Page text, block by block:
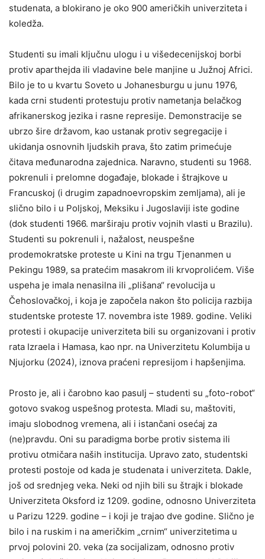
studenata, a blokirano je oko 900 američkih univerziteta i
koledža.
Studenti su imali ključnu ulogu i u višedecenijskoj borbi
protiv aparthejda ili vladavine bele manjine u Južnoj Africi.
Bilo je to u kvartu Soveto u Johanesburgu u junu 1976,
kada crni studenti protestuju protiv nametanja belačkog
afrikanerskog jezika i rasne represije. Demonstracije se
ubrzo šire državom, kao ustanak protiv segregacije i
ukidanja osnovnih ljudskih prava, što zatim primećuje
čitava međunarodna zajednica. Naravno, studenti su 1968.
pokrenuli i prelomne događaje, blokade i štrajkove u
Francuskoj (i drugim zapadnoevropskim zemljama), ali je
slično bilo i u Poljskoj, Meksiku i Jugoslaviji iste godine
(dok studenti 1966. marširaju protiv vojnih vlasti u Brazilu).
Studenti su pokrenuli i, nažalost, neuspešne
prodemokratske proteste u Kini na trgu Tjenanmen u
Pekingu 1989, sa pratećim masakrom ili krvoprolićem. Više
uspeha je imala nenasilna ili „plišana“ revolucija u
Čehoslovačkoj, i koja je započela nakon što policija razbija
studentske proteste 17. novembra iste 1989. godine. Veliki
protesti i okupacije univerziteta bili su organizovani i protiv
rata Izraela i Hamasa, kao npr. na Univerzitetu Kolumbija u
Njujorku (2024), iznova praćeni represijom i hapšenjima.
Prosto je, ali i čarobno kao pasulj – studenti su „foto-robot“
gotovo svakog uspešnog protesta. Mladi su, maštoviti,
imaju slobodnog vremena, ali i istančani osećaj za
(ne)pravdu. Oni su paradigma borbe protiv sistema ili
protivu otmičara naših institucija. Upravo zato, studentski
protesti postoje od kada je studenata i univerziteta. Dakle,
još od srednjeg veka. Neki od njih bili su štrajk i blokade
Univerziteta Oksford iz 1209. godine, odnosno Univerziteta
u Parizu 1229. godine – i koji je trajao dve godine. Slično je
bilo i na ruskim i na američkim „crnim“ univerzitetima u
prvoj polovini 20. veka (za socijalizam, odnosno protiv